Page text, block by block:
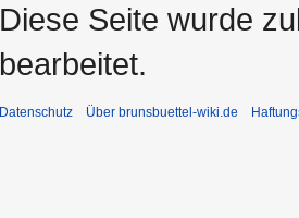
Diese Seite wurde
bearbeitet.
Datenschutz Über brunsbuettel-wiki.de